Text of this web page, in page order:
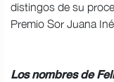
distingos de su
Premio Sor Juana
Los nombres de